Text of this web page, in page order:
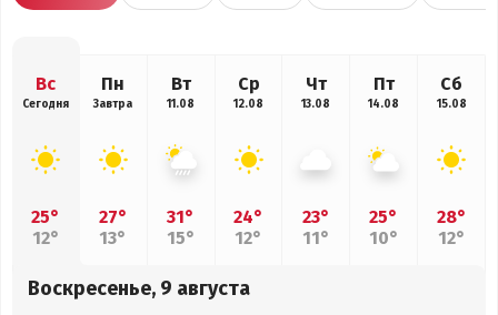
Вс
Сегодня
25°
12°
Пн
Завтра
27°
13°
Вт
11.08
31°
15°
Ср
12.08
24°
12°
Чт
13.08
23°
11°
Пт
14.08
25°
10°
Сб
15.08
28°
12°
Воскресенье, 9 августа